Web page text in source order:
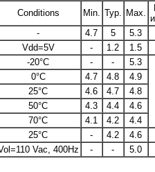
Conditions Min. Typ. Max.
- 4.7 5 5.3
Vdd=5V - 1.2 1.5
-20°C - - 5.3
0°C 4.7 4.8
4.9
25°C
4.6 4.7
4.8
50°C
4.3 4.4
4.6
70°C
4.1 4.2
4.4
25°C - 4.2 4.6
Vac, 400Hz - - 5.0